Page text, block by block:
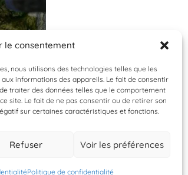
le consentement
nous utilisons des technologies telles que les
informations des appareils. Le fait de consentir
traiter des données telles que le comportement
site. Le fait de ne pas consentir ou de retirer son
sur certaines caractéristiques et fonctions.
Refuser Voir les préférences
Politique de confidentialité
Validée
Nucella lapillus
Pourpre petite